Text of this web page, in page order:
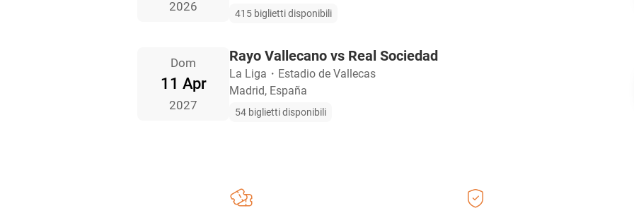
2026 415 biglietti disponibili
Dom
11 Apr
2027
Rayo Vallecano vs Real Sociedad
La Liga ・ Estadio de Vallecas
Madrid, España
54 biglietti disponibili